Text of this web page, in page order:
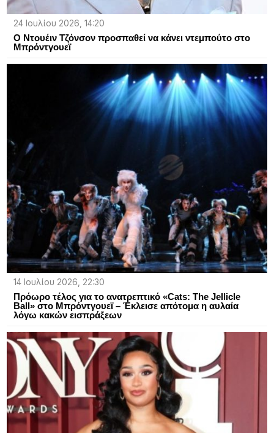
24 Ιουλίου 2026, 14:20
Ο Ντουέιν Τζόνσον προσπαθεί να κάνει ντεμπούτο στο
Μπρόντγουεϊ
14 Ιουλίου 2026, 22:30
Πρόωρο τέλος για το ανατρεπτικό «Cats: The Jellicle
Ball» στο Μπρόντγουεϊ – Έκλεισε απότομα η αυλαία
λόγω κακών εισπράξεων